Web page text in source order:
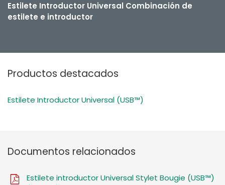
Estilete Introductor Universal Combinación de
estilete e introductor
Productos destacados
Estilete Introductor Universal (USB™)
Documentos relacionados
Estilete introductor Universal Stylet Bougie (USB™)